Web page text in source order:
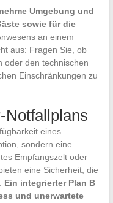
Umgebung und
sowie für die
an einem
aus: Fragen Sie, ob
oder den technischen
Einschränkungen zu
Notfallplans
eines
sondern eine
Empfangszelt oder
eine Sicherheit, die
Ein integrierter Plan B
und unerwartete